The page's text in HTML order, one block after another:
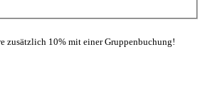
zusätzlich 10% mit einer Gruppenbuchung!